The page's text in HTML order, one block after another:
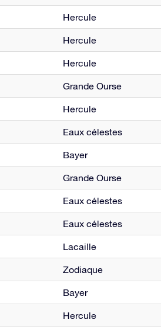
Hercule
Hercule
Hercule
Grande Ourse
Hercule
Eaux célestes
Bayer
Grande Ourse
Eaux célestes
Eaux célestes
Lacaille
Zodiaque
Bayer
Hercule